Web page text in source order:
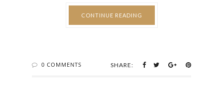
CONTINUE READING
0 COMMENTS SHARE: